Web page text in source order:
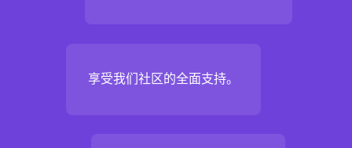
享受我们社区的全面支持。